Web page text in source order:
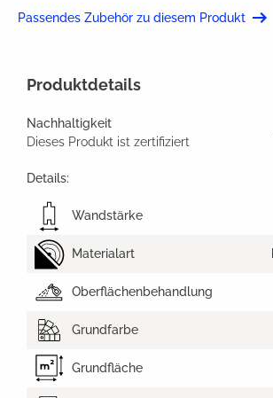
Passendes Zubehör zu diesem Produkt
Produktdetails
Nachhaltigkeit
Dieses Produkt ist zertifiziert
Details:
Wandstärke
Materialart
Oberflächenbehandlung
Grundfarbe
Grundfläche